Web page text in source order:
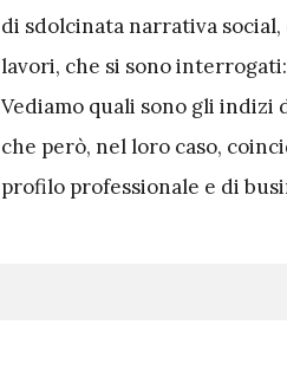
di sdolcinata narrativa
lavori, che si sono interrogati:
Vediamo quali sono gli indizi
che però, nel loro caso,
profilo professionale e di